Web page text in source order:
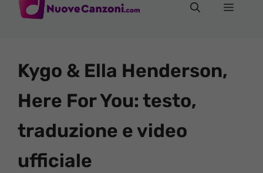
Menu
Kygo & Ella Henderson,
Here For You: testo,
traduzione e video
ufficiale